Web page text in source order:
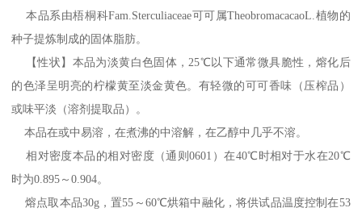
本品系由梧桐科Fam.Sterculiaceae可可属TheobromacacaoL.植物的
种子提炼制成的固体脂肪。
【性状】本品为淡黄白色固体，25℃以下通常微具脆性，熔化后
的色泽呈明亮的柠檬黄至淡金黄色。有轻微的可可香味（压榨品）
或味平淡（溶剂提取品）。
本品在或中易溶，在煮沸的中溶解，在乙醇中几乎不溶。
相对密度本品的相对密度（通则0601）在40℃时相对于水在20℃
时为0.895～0.904。
熔点取本品30g，置55～60℃烘箱中融化，将供试品温度控制在53